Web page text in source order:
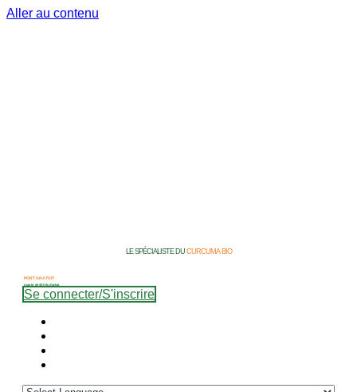
Aller au contenu
LE SPÉCIALISTE DU CURCUMA BIO
PORT GRATUIT
à partir de 40 € ttc d’achat
Se connecter/S'inscrire